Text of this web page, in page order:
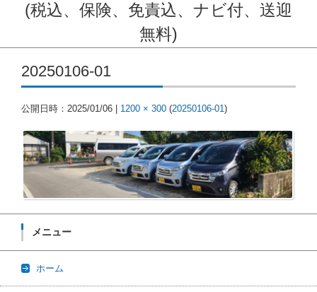
(税込、保険、免責込、ナビ付、送迎
無料)
コンテンツに移動
20250106-01
公開日時： 2025/01/06 1200 × 300 (20250106-01)
メニュー
ホーム